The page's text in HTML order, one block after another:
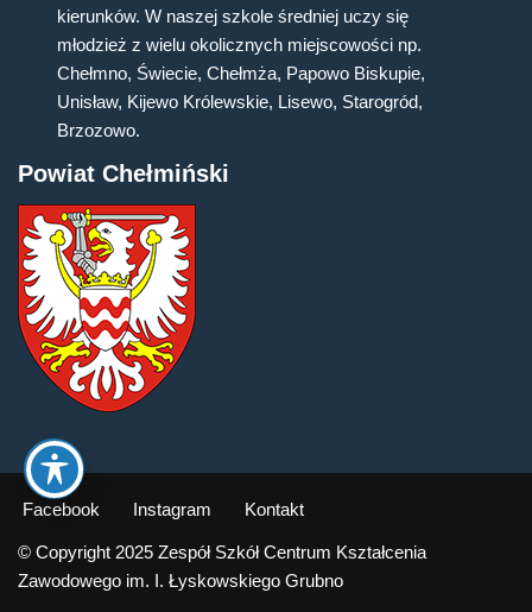
kierunków. W naszej szkole średniej uczy się
młodzież z wielu okolicznych miejscowości np.
Chełmno, Świecie, Chełmża, Papowo Biskupie,
Unisław, Kijewo Królewskie, Lisewo, Starogród,
Brzozowo.
Powiat Chełmiński
Facebook Instagram Kontakt
© Copyright 2025 Zespół Szkół Centrum Kształcenia
Zawodowego im. I. Łyskowskiego Grubno